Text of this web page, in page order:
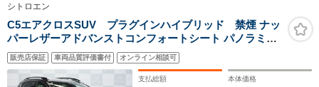
シトロエン
C5エアクロスSUV プラグインハイブリッド 禁煙 ナッ
パーレザーアドバンストコンフォートシート パノラミッ
クスライディングルーフ 純正ナビTV カープレイ対応 ハ
ンズフリー電動リアゲート インテリジェントハイビーム
ハイウェイドライブアシスト
販売店保証 車両品質評価書付 オンライン相談可
支払総額 本体価格